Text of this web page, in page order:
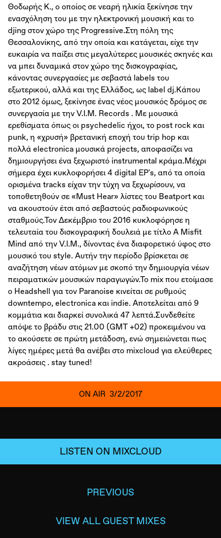
Θοδωρής Κ., ο οποίος σε νεαρή ηλικία ξεκίνησε την
ενασχόληση του με την ηλεκτρονική μουσική και το
djing στον χώρο της Progressive.Στη πόλη της
Θεσσαλονίκης, από την οποία και κατάγεται, είχε την
ευκαιρία να παίξει στις μεγαλύτερες μουσικές σκηνές και
να μπει δυναμικά στον χώρο της δισκογραφίας,
κάνοντας συνεργασίες με σεβαστά labels του
εξωτερικού, αλλά και της Ελλάδος, ως label dj.Kάπου
στο 2012 όμως, ξεκίνησε ένας νέος μουσικός δρόμος σε
συνεργασία με την V.I.M. Records . Με μουσικά
ερεθίσματα όπως οι psychedelic ήχοι, το post rock και
punk, η «χρυσή» βρετανική εποχή του trip hop και
πολλά electronica μουσικά projects, αποφασίζει να
δημιουργήσει ένα ξεχωριστό instrumental κράμα.Μέχρι
σήμερα έχει κυκλοφορήσει 4 digital EP's, από τα οποία
ορισμένα tracks είχαν την τύχη να ξεχωρίσουν, να
τοποθετηθούν σε «Must Hear» λίστες του Beatport και
να ακουστούν έτσι από σεβαστούς ραδιοφωνικούς
σταθμούς.Τον Δεκέμβριο του 2016 κυκλοφόρησε η
τελευταία του δισκογραφική δουλειά με τίτλο A Misfit
Mind από την V.I.M., δίνοντας ένα διαφορετικό ύφος στο
μουσικό του style. Αυτήν την περίοδο βρίσκεται σε
αναζήτηση νέων ατόμων με σκοπό την δημιουργία νέων
πειραματικών μουσικών παραγωγών.Το mix που ετοίμασε
o Headshell για τον Paranoise κινείται σε ρυθμούς
downtempo, electronica και indie. Αποτελείται από 9
κομμάτια και διαρκεί συνολικά 47 λεπτά.Συνδεθείτε
απόψε το βράδυ στις 21.00 (GMT +02) προκειμένου να
το ακούσετε σε πρώτη μετάδοση, ενώ σημειώνεται πως
λίγες ημέρες μετά θα ανέβει στο mixcloud για ελεύθερες
ακροάσεις . stay tuned!
ON AIR 3/2/2017
LISTEN ON MIXCLOUD
PREVIOUS
VIEW ALL GUEST MIXES